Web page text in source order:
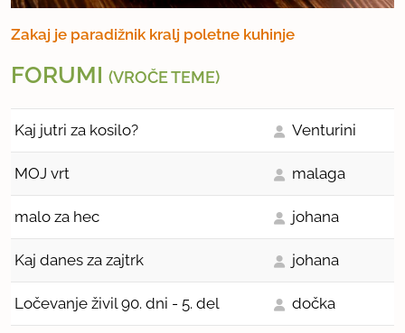
Zakaj je paradižnik kralj poletne kuhinje
FORUMI (VROČE TEME)
Kaj jutri za kosilo? Venturini
MOJ vrt malaga
malo za hec johana
Kaj danes za zajtrk johana
Ločevanje živil 90. dni - 5. del dočka